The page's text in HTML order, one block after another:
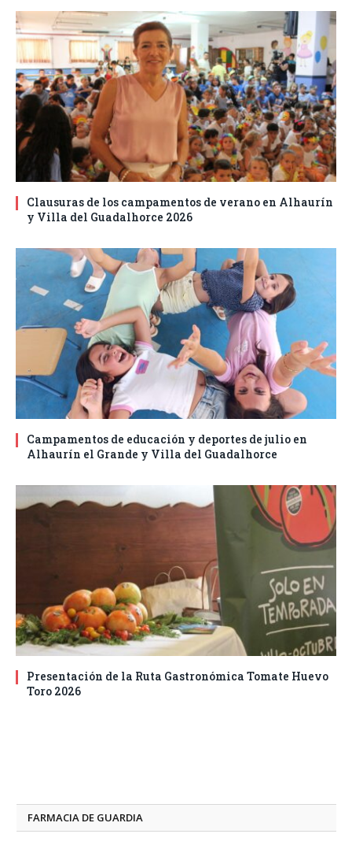
Clausuras de los campamentos de verano en Alhaurín
y Villa del Guadalhorce 2026
Campamentos de educación y deportes de julio en
Alhaurín el Grande y Villa del Guadalhorce
Presentación de la Ruta Gastronómica Tomate Huevo
Toro 2026
FARMACIA DE GUARDIA